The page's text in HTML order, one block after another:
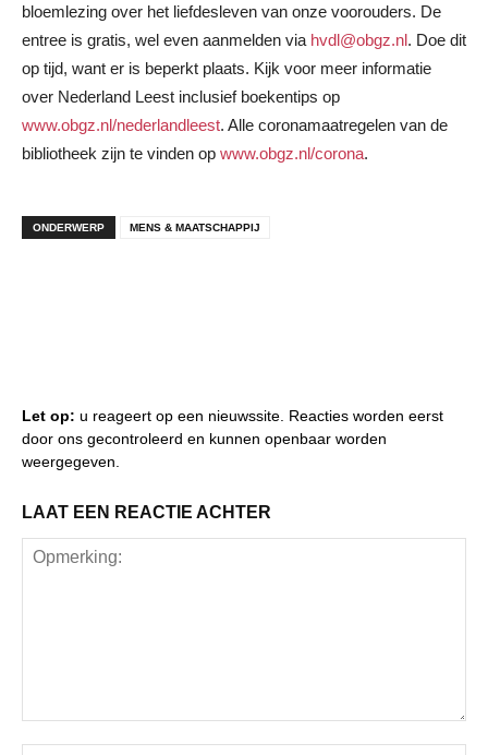
bloemlezing over het liefdesleven van onze voorouders. De
entree is gratis, wel even aanmelden via hvdl@obgz.nl. Doe dit
op tijd, want er is beperkt plaats. Kijk voor meer informatie
over Nederland Leest inclusief boekentips op
www.obgz.nl/nederlandleest. Alle coronamaatregelen van de
bibliotheek zijn te vinden op www.obgz.nl/corona.
ONDERWERP MENS & MAATSCHAPPIJ
Let op: u reageert op een nieuwssite. Reacties worden eerst
door ons gecontroleerd en kunnen openbaar worden
weergegeven.
LAAT EEN REACTIE ACHTER